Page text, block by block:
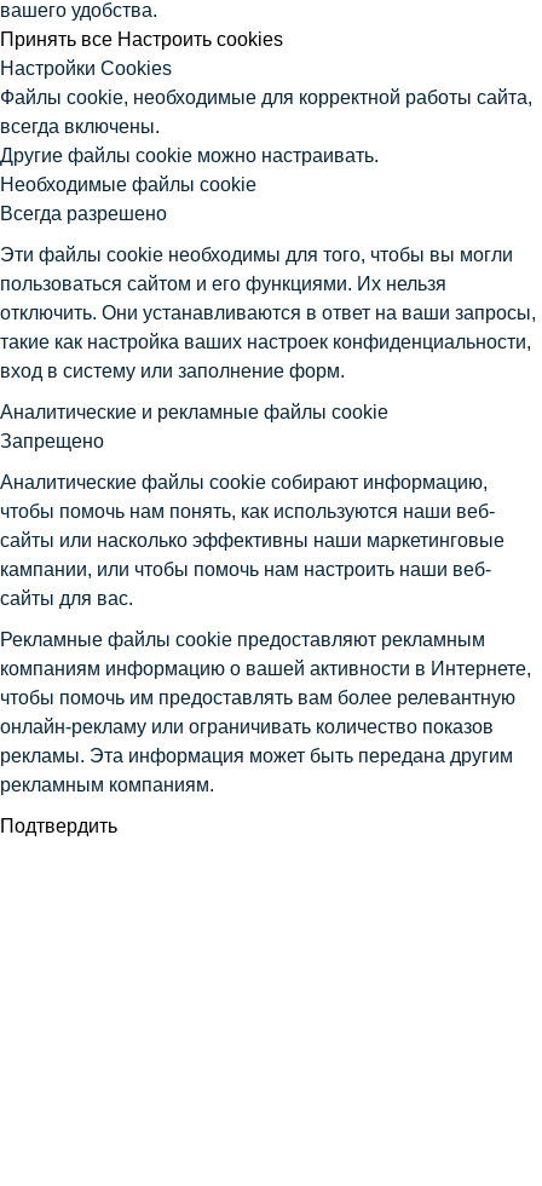
вашего удобства.
Принять все Настроить cookies
Настройки Сookies
Файлы cookie, необходимые для корректной работы сайта,
всегда включены.
Другие файлы cookie можно настраивать.
Необходимые файлы cookie
Всегда разрешено
Эти файлы cookie необходимы для того, чтобы вы могли
пользоваться сайтом и его функциями. Их нельзя
отключить. Они устанавливаются в ответ на ваши запросы,
такие как настройка ваших настроек конфиденциальности,
вход в систему или заполнение форм.
Аналитические и рекламные файлы cookie
Запрещено
Аналитические файлы cookie собирают информацию,
чтобы помочь нам понять, как используются наши веб-
сайты или насколько эффективны наши маркетинговые
кампании, или чтобы помочь нам настроить наши веб-
сайты для вас.
Рекламные файлы cookie предоставляют рекламным
компаниям информацию о вашей активности в Интернете,
чтобы помочь им предоставлять вам более релевантную
онлайн-рекламу или ограничивать количество показов
рекламы. Эта информация может быть передана другим
рекламным компаниям.
Подтвердить